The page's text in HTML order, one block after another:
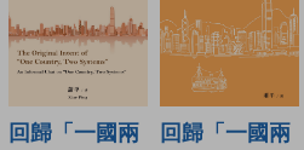
回歸「一國兩
回歸「一國兩